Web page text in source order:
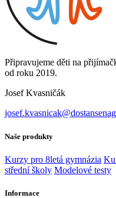
Připravujeme děti na
od roku 2019.
Josef Kvasničák
Naše produkty
Kurzy pro 8letá gymnázia
střední školy Modelové testy
Informace